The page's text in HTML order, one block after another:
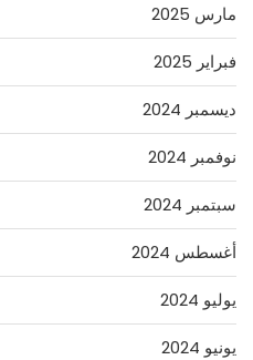
مارس 2025
فبراير 2025
ديسمبر 2024
نوفمبر 2024
سبتمبر 2024
أغسطس 2024
يوليو 2024
يونيو 2024